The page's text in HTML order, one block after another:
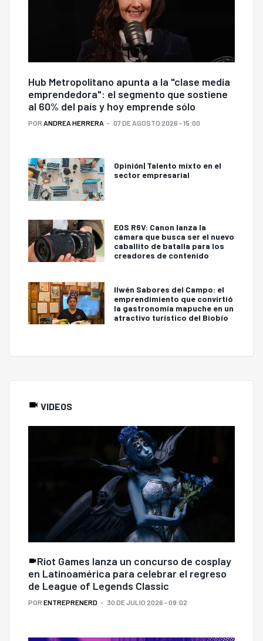
Hub Metropolitano apunta a la "clase media
emprendedora": el segmento que sostiene
al 60% del país y hoy emprende sólo
POR ANDREA HERRERA 07 DE AGOSTO 2026 - 15:00
Opinión| Talento mixto en el
sector empresarial
EOS R6V: Canon lanza la
cámara que busca ser el nuevo
caballito de batalla para los
creadores de contenido
Ilwén Sabores del Campo: el
emprendimiento que convirtió
la gastronomía mapuche en un
atractivo turístico del Biobío
VIDEOS
Riot Games lanza un concurso de cosplay
en Latinoamérica para celebrar el regreso
de League of Legends Classic
POR ENTREPRENERD 30 DE JULIO 2026 - 09:02